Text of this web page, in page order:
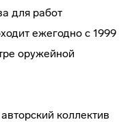
для работ
ежегодно с 1999
оружейной
коллектив